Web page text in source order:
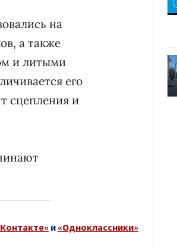
на
а также
и литыми
его
сцепления и
и «Одноклассники»